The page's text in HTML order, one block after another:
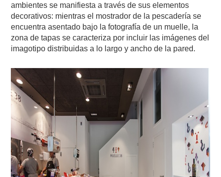
ambientes se manifiesta a través de sus elementos
decorativos: mientras el mostrador de la pescadería se
encuentra asentado bajo la fotografía de un muelle, la
zona de tapas se caracteriza por incluir las imágenes del
imagotipo distribuidas a lo largo y ancho de la pared.